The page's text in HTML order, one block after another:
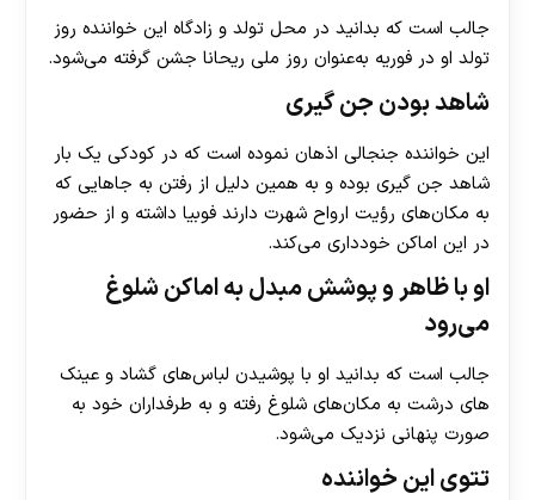
جالب است که بدانید در محل تولد و زادگاه این خواننده روز
تولد او در فوریه به‌عنوان روز ملی ریحانا جشن گرفته می‌شود.
شاهد بودن جن گیری
این خواننده جنجالی اذهان نموده است که در کودکی یک بار
شاهد جن‌ گیری بوده و به همین دلیل از رفتن به جاهایی که
به مکان‌های رؤیت ارواح شهرت دارند فوبیا داشته و از حضور
در این اماکن خودداری می‌کند.
او با ظاهر و پوشش مبدل به اماکن شلوغ
می‌رود
جالب است که بدانید او با پوشیدن لباس‌های گشاد و عینک
های درشت به مکان‌های شلوغ رفته و به طرفداران خود به
صورت پنهانی نزدیک می‌شود.
تتوی این خواننده